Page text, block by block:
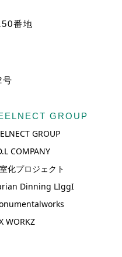
番地
GROUP
GROUP
COMPANY
化プロジェクト
Dinning LIggI
WORKZ